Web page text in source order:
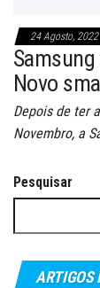
24 Agosto, 2022
Novo
Depois de ter
Novembro, a
Pesquisar
ARTIGOS